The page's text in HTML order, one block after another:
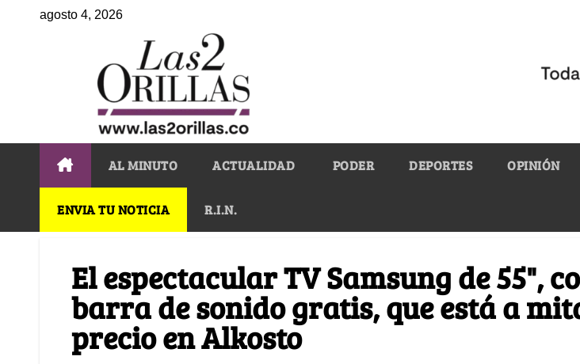
agosto 4, 2026
AL MINUTO ACTUALIDAD PODER DEPORTES OPINIÓN
ENVIA TU NOTICIA R.I.N.
El espectacular TV Samsung de 55",
barra de sonido gratis, que está a
precio en Alkosto